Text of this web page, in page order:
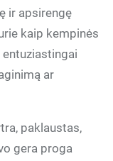
ir apsirengę
kaip kempinės
ar
paklaustas,
gera proga